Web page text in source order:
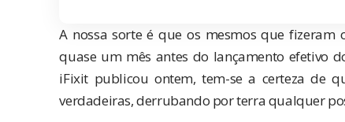
A nossa sorte é que os mesmos que
quase um mês antes do lançamento efetivo
iFixit publicou ontem, tem-se a certeza de
verdadeiras, derrubando por terra qualquer